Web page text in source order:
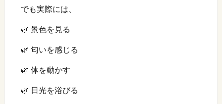
でも実際には、
🌿 景色を見る
🌿 匂いを感じる
🌿 体を動かす
🌿 日光を浴びる